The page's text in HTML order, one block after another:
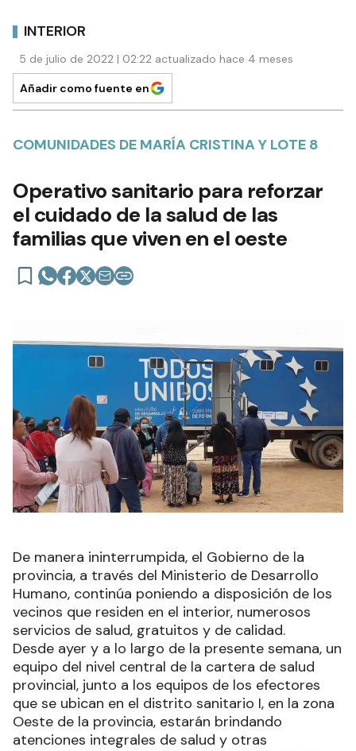
INTERIOR
5 de julio de 2022 | 02:22 actualizado hace 4 meses
Añadir como fuente en
COMUNIDADES DE MARÍA CRISTINA Y LOTE 8
Operativo sanitario para reforzar
el cuidado de la salud de las
familias que viven en el oeste
De manera ininterrumpida, el Gobierno de la
provincia, a través del Ministerio de Desarrollo
Humano, continúa poniendo a disposición de los
vecinos que residen en el interior, numerosos
servicios de salud, gratuitos y de calidad.
Desde ayer y a lo largo de la presente semana, un
equipo del nivel central de la cartera de salud
provincial, junto a los equipos de los efectores
que se ubican en el distrito sanitario I, en la zona
Oeste de la provincia, estarán brindando
atenciones integrales de salud y otras